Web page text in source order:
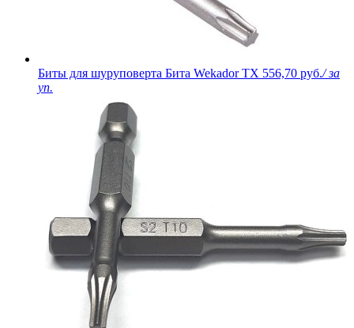
Биты для шуруповерта Бита Wekador TX 556,70 руб./ за
уп.